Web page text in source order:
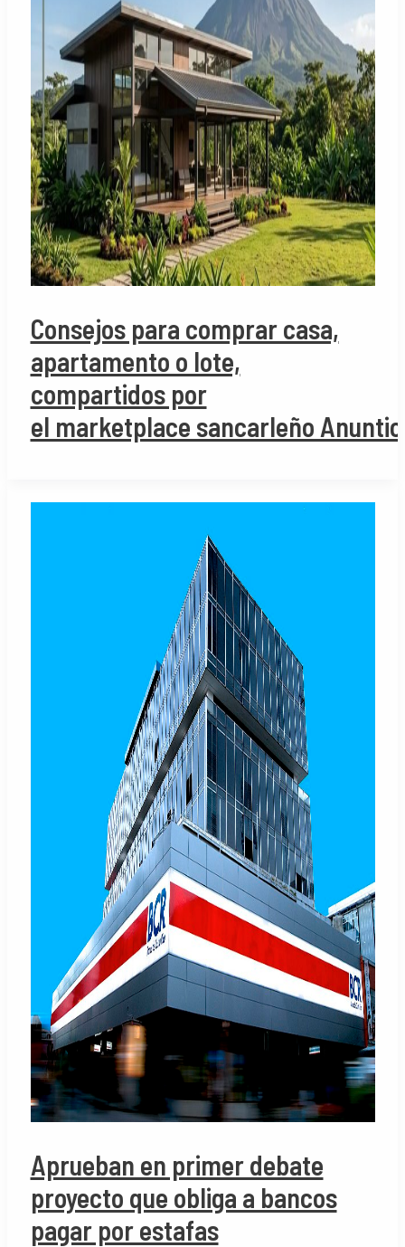
Consejos para comprar casa,
apartamento o lote,
compartidos por
el marketplace sancarleño
Aprueban en primer debate
proyecto que obliga a bancos
pagar por estafas